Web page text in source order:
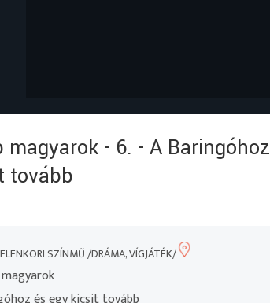
magyarok - 6. - A Baringóhoz
tovább
SZÍNMŰ /DRÁMA, VÍGJÁTÉK/